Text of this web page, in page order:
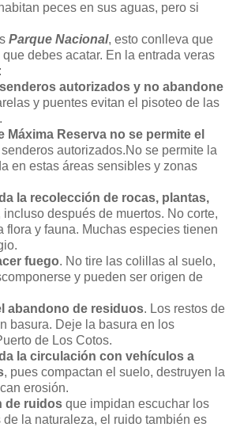
peces en sus aguas, pero si
Parque Nacional, esto conlleva que
debes acatar. En la entrada veras
autorizados y no abandone
y puentes evitan el pisoteo de las
Máxima Reserva no se permite el
autorizados.No se permite la
en estas áreas sensibles y zonas
la recolección de rocas, plantas,
incluso después de muertos. No corte,
flora y fauna. Muchas especies tienen
fuego. No tire las colillas al suelo,
y pueden ser origen de
abandono de residuos. Los restos de
basura. Deje la basura en los
de Los Cotos.
la circulación con vehículos a
, pues compactan el suelo, destruyen la
erosión.
de ruidos que impidan escuchar los
la naturaleza, el ruido también es